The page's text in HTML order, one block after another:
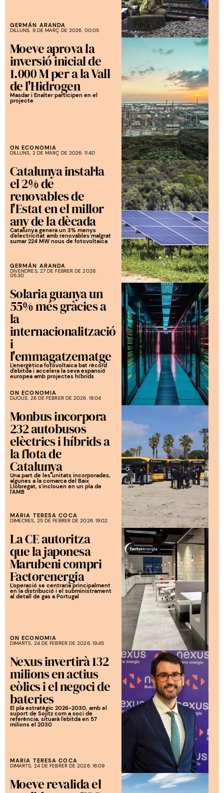
GERMÁN ARANDA
DILLUNS, 9 DE MARÇ DE 2026. 00:05
Moeve aprova la
inversió inicial de
1.000 M per a la Vall
de l'Hidrogen
Masdar i Enalter participen en el
projecte
ON ECONOMIA
DILLUNS, 2 DE MARÇ DE 2026. 11:40
Catalunya instal·la
el 2% de
renovables de
l'Estat en el millor
any de la dècada
Catalunya genera un 3% menys
d'electricitat amb renovables malgrat
sumar 224 MW nous de fotovoltaica
GERMÁN ARANDA
DIVENDRES, 27 DE FEBRER DE 2026.
05:30
Solaria guanya un
55% més gràcies a
la
internacionalització
i
l'emmagatzematge
L'energètica fotovoltaica bat rècord
d'ebitda i accelera la seva expansió
europea amb projectes híbrids
ON ECONOMIA
DIJOUS, 26 DE FEBRER DE 2026. 18:04
Monbus incorpora
232 autobusos
elèctrics i híbrids a
la flota de
Catalunya
Una part de les unitats incorporades,
algunes a la comarca del Baix
Llobregat, s'inclouen en un pla de
l'AMB
MARIA TERESA COCA
DIMECRES, 25 DE FEBRER DE 2026. 19:02
La CE autoritza
que la japonesa
Marubeni compri
Factorenergia
L'operació se centraria principalment
en la distribució i el subministrament
al detall de gas a Portugal
ON ECONOMIA
DIMARTS, 24 DE FEBRER DE 2026. 19:45
Nexus invertirà 132
milions en actius
eòlics i el negoci de
bateries
El pla estratègic 2026-2030, amb el
suport de Sojitz com a soci de
referència, situarà l'ebitda en 57
milions el 2030
MARIA TERESA COCA
DIMARTS, 24 DE FEBRER DE 2026. 16:09
Moeve revalida el